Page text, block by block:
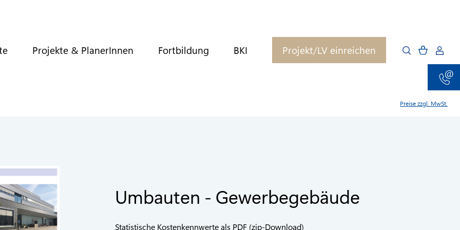
Projekte & PlanerInnen Fortbildung BKI Projekt/LV einreichen
Preise zzgl. MwSt.
Umbauten - Gewerbegebäude
Statistische Kostenkennwerte als PDF (zip-Download)